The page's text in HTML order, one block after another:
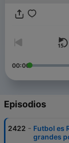
00:00
Episodios
2422 - Futbol es
grandes